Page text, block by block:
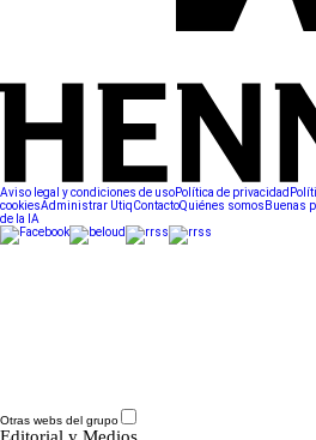
Aviso legal y condiciones de usoPolítica de privacidad
cookiesAdministrar UtiqContactoQuiénes somos Buenas
de la IA
Otras webs del grupo
Editorial y Medios